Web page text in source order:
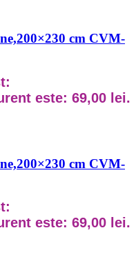
cm CVM-
este: 69,00 lei.
cm CVM-
este: 69,00 lei.